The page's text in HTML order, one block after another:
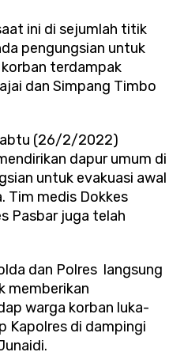
ini di sejumlah titik
pengungsian untuk
terdampak
dan Simpang Timbo
(26/2/2022)
dapur umum di
untuk evakuasi awal
Tim medis Dokkes
Pasbar juga telah
dan Polres langsung
memberikan
warga korban luka-
Kapolres di dampingi